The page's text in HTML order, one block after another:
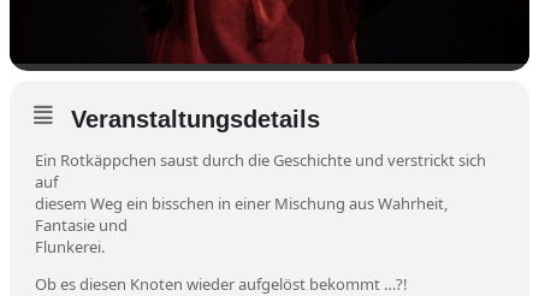
Veranstaltungsdetails
Ein Rotkäppchen saust durch die Geschichte und verstrickt sich
auf
diesem Weg ein bisschen in einer Mischung aus Wahrheit,
Fantasie und
Flunkerei.
Ob es diesen Knoten wieder aufgelöst bekommt …?!